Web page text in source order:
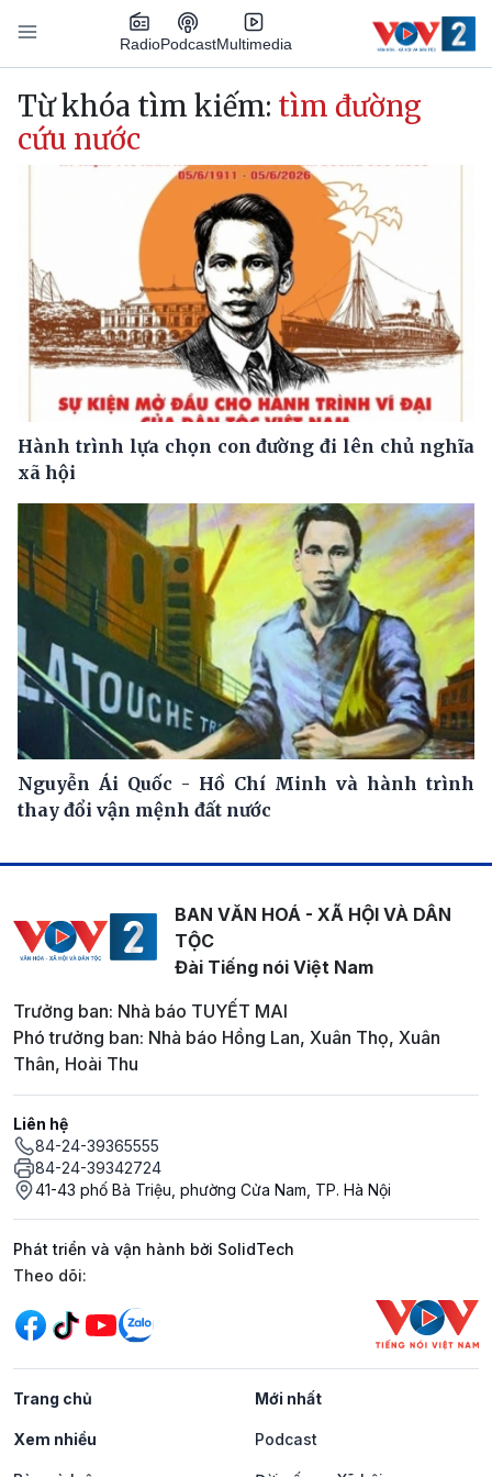
Nhảy đến nội dung
RadioPodcastMultimedia
Main navigation
Từ khóa tìm kiếm: tìm đường
cứu nước
Hành trình lựa chọn con đường đi lên chủ nghĩa
xã hội
Nguyễn Ái Quốc - Hồ Chí Minh và hành trình
thay đổi vận mệnh đất nước
BAN VĂN HOÁ - XÃ HỘI VÀ DÂN
TỘC
Đài Tiếng nói Việt Nam
Trưởng ban: Nhà báo TUYẾT MAI
Phó trưởng ban: Nhà báo Hồng Lan, Xuân Thọ, Xuân
Thân, Hoài Thu
Liên hệ
84-24-39365555
84-24-39342724
41-43 phố Bà Triệu, phường Cửa Nam, TP. Hà Nội
Phát triển và vận hành bởi SolidTech
Mạng xã hội
Theo dõi:
Trang chủ Mới nhất
Xem nhiều Podcast